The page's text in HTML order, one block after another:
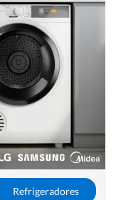
Refrigeradores